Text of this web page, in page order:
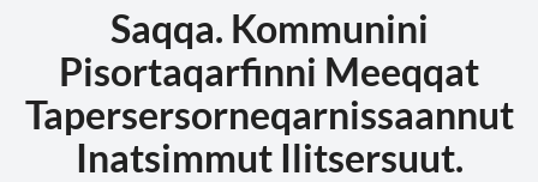
Saqqa. Kommunini
Pisortaqarfinni Meeqqat
Tapersersorneqarnissaannut
Inatsimmut Ilitsersuut.